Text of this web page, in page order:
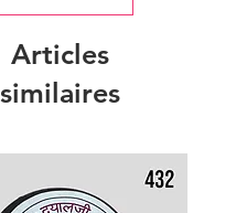
Articles
similaires